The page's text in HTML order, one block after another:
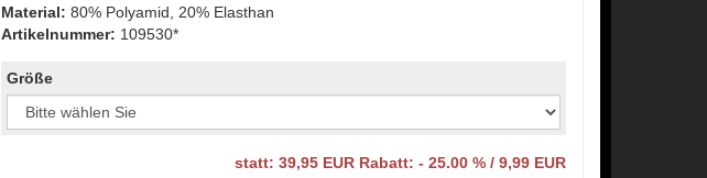
Material: 80% Polyamid, 20% Elasthan
Artikelnummer: 109530*
Größe
statt: 39,95 EUR Rabatt: - 25.00 % / 9,99 EUR